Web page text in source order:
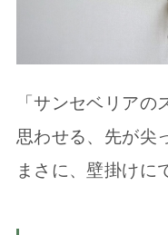
「サンセベリア
思わせる、先が尖
まさに、壁掛けに